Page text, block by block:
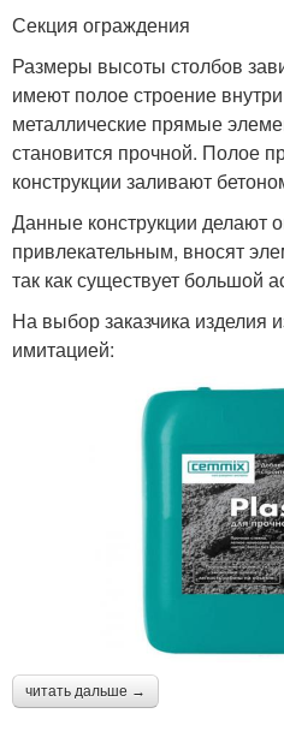
Секция ограждения
Размеры высоты столбов
имеют полое строение
металлические прямые
становится прочной. Полое
конструкции заливают
Данные конструкции делают
привлекательным, вносят
так как существует большой
На выбор заказчика изделия
имитацией:
читать дальше →